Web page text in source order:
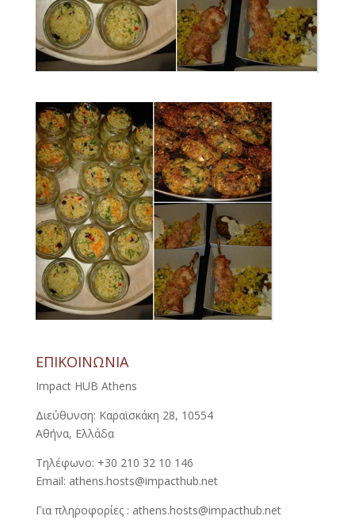
ΕΠΙΚΟΙΝΩΝΙΑ
Impact HUB Athens
Διεύθυνση: Καραϊσκάκη 28, 10554
Αθήνα, Ελλάδα
Τηλέφωνο: +30 210 32 10 146
Email: athens.hosts@impacthub.net
Για πληροφορίες : athens.hosts@impacthub.net